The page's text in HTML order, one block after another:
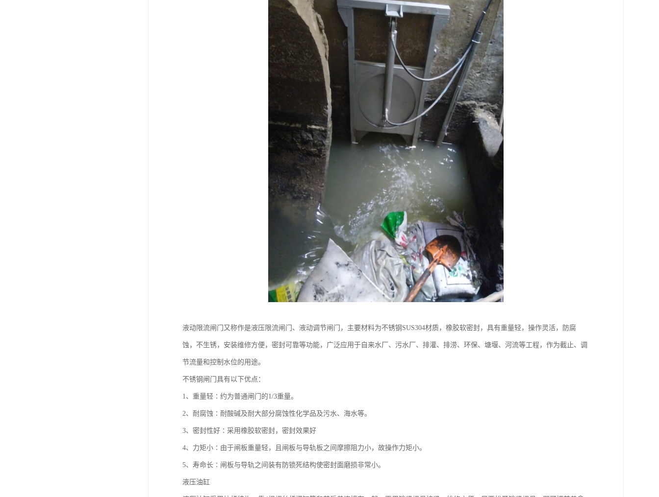
液动限流闸门又称作是液压限流闸门、液动调节闸门，主要材料为不锈钢SUS304材质，橡胶软密封，具有重量轻，操作灵活，防腐
蚀，不生锈，安装维修方便，密封可靠等功能，广泛应用于自来水厂、污水厂、排灌、排涝、环保、塘堰、河流等工程，作为截止、调
节流量和控制水位的用途。
不锈钢闸门具有以下优点：
1、重量轻∶约为普通闸门的1/3重量。
2、耐腐蚀∶耐酸碱及耐大部分腐蚀性化学品及污水、海水等。
3、密封性好∶采用橡胶软密封，密封效果好
4、力矩小∶由于闸板重量轻，且闸板与导轨板之间摩擦阻力小，故操作力矩小。
5、寿命长∶闸板与导轨之间装有防锁死结构使密封面磨损非常小。
液压油缸